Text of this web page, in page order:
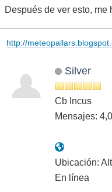
Después de ver esto,
http://
Silver
Cb Incus
Mensajes:
Ubicación:
En línea